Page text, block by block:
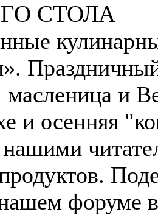
СТОЛА
масленица и
и осенняя
форуме